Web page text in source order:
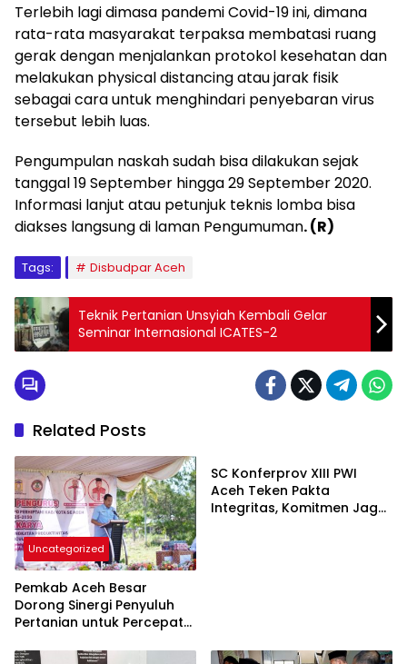
Terlebih lagi dimasa pandemi Covid-19 ini, dimana
rata-rata masyarakat terpaksa membatasi ruang
gerak dengan menjalankan protokol kesehatan dan
melakukan physical distancing atau jarak fisik
sebagai cara untuk menghindari penyebaran virus
tersebut lebih luas.
Pengumpulan naskah sudah bisa dilakukan sejak
tanggal 19 September hingga 29 September 2020.
Informasi lanjut atau petunjuk teknis lomba bisa
diakses langsung di laman Pengumuman. (R)
Tags: Disbudpar Aceh
Teknik Pertanian Unsyiah Kembali Gelar
Seminar Internasional ICATES-2
Related Posts
Uncategorized
Pemkab Aceh Besar
Dorong Sinergi Penyuluh
Pertanian untuk Percepat
SC Konferprov XIII PWI
Aceh Teken Pakta
Integritas, Komitmen Jaga